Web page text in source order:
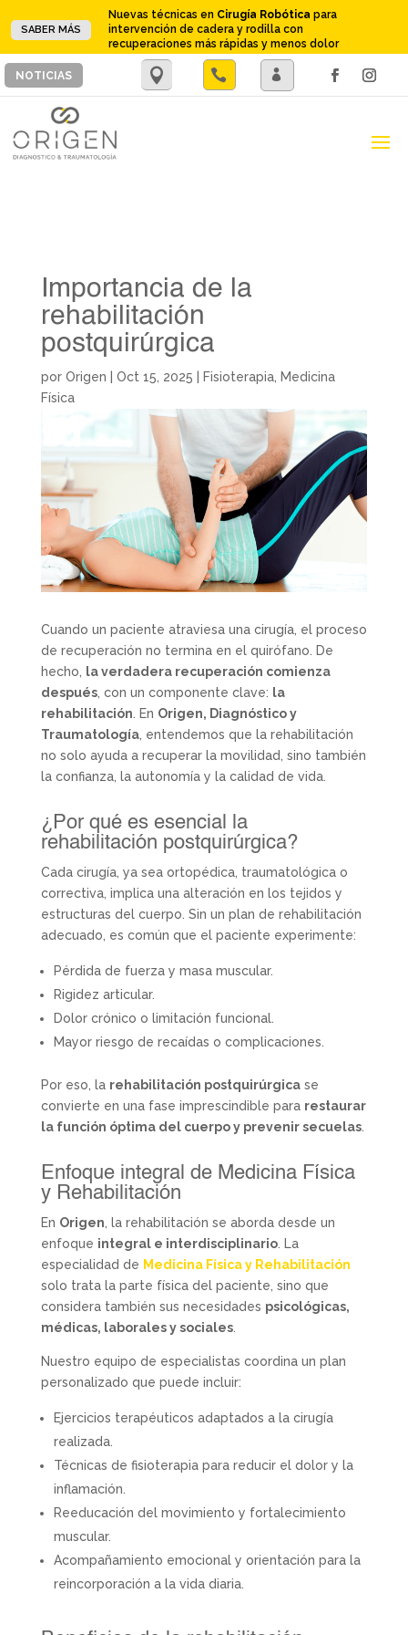
SABER MÁS
Nuevas técnicas en Cirugía Robótica para
intervención de cadera y rodilla con
recuperaciones más rápidas y menos dolor
NOTICIAS 
Importancia de la
rehabilitación
postquirúrgica
por Origen | Oct 15, 2025 | Fisioterapia, Medicina
Física
Cuando un paciente atraviesa una cirugía, el proceso
de recuperación no termina en el quirófano. De
hecho,
la verdadera recuperación comienza
después, con un componente clave: la
rehabilitación . En Origen, Diagnóstico y
Traumatología, entendemos que la rehabilitación
no solo ayuda a recuperar la movilidad, sino también
la confianza, la autonomía y la calidad de vida.
¿Por qué es esencial la
rehabilitación postquirúrgica?
Cada cirugía, ya sea ortopédica, traumatológica o
correctiva, implica una alteración en los tejidos y
estructuras del cuerpo. Sin un plan de rehabilitación
adecuado, es común que el paciente experimente:
Pérdida de fuerza y masa muscular.
Rigidez articular.
Dolor crónico o limitación funcional.
Mayor riesgo de recaídas o complicaciones.
Por eso, la rehabilitación postquirúrgicase
convierte en una fase imprescindible para restaurar
la función óptima del cuerpo y prevenir secuelas.
Enfoque integral de Medicina Física
y Rehabilitación
En Origen , la rehabilitación se aborda desde un
enfoque integral e interdisciplinario. La
especialidad de Medicina Física y Rehabilitación
solo trata la parte física del paciente, sino que
considera también sus necesidades psicológicas,
médicas, laborales y sociales.
Nuestro equipo de especialistas coordina un plan
personalizado que puede incluir:
Ejercicios terapéuticos adaptados a la cirugía
realizada.
Técnicas de fisioterapia para reducir el dolor y la
inflamación.
Reeducación del movimiento y fortalecimiento
muscular.
Acompañamiento emocional y orientación para la
reincorporación a la vida diaria.